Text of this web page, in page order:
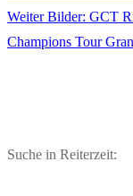
Weiter Nächster
Beitrag:
Bilder: GCT
Champions Tour
Suche in Reiterzeit: